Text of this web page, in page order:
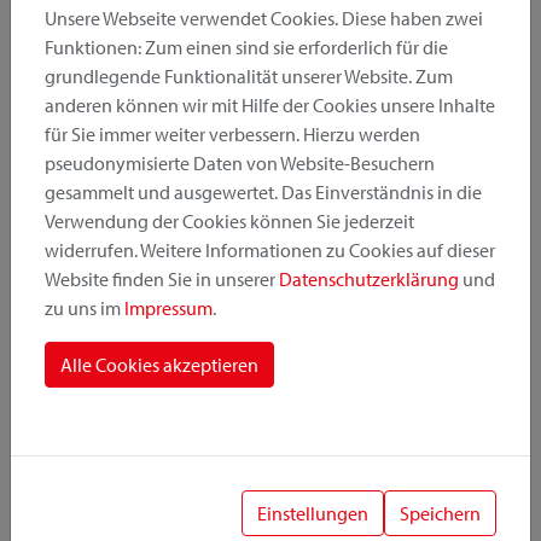
Produktkategorie
Montageposition
Befestigungssystem
Unsere Webseite verwendet Cookies. Diese haben zwei
Funktionen: Zum einen sind sie erforderlich für die
grundlegende Funktionalität unserer Website. Zum
anderen können wir mit Hilfe der Cookies unsere Inhalte
für Sie immer weiter verbessern. Hierzu werden
pseudonymisierte Daten von Website-Besuchern
gesammelt und ausgewertet. Das Einverständnis in die
Verwendung der Cookies können Sie jederzeit
widerrufen. Weitere Informationen zu Cookies auf dieser
Website finden Sie in unserer Datenschutzerklärung und
zu uns im Impressum.
Alle Cookies akzeptieren
Einstellungen Speichern